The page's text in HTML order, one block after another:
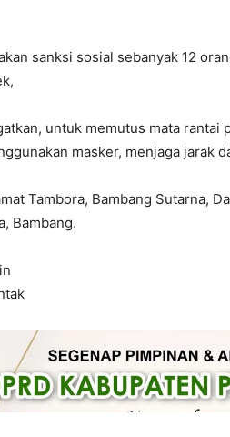
sanksi sosial sebanyak 12
untuk memutus mata rantai
masker, menjaga jarak
Tambora, Bambang Sutarna,
Bambang.